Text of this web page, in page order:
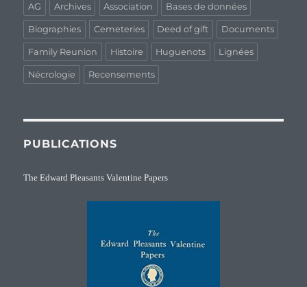
AG Archives Association Bases de données
Biographies Cemeteries Deed of gift Documents
Family Reunion Histoire Huguenots Lignées
Nécrologie Recensements
PUBLICATIONS
The Edward Pleasants Valentine Papers